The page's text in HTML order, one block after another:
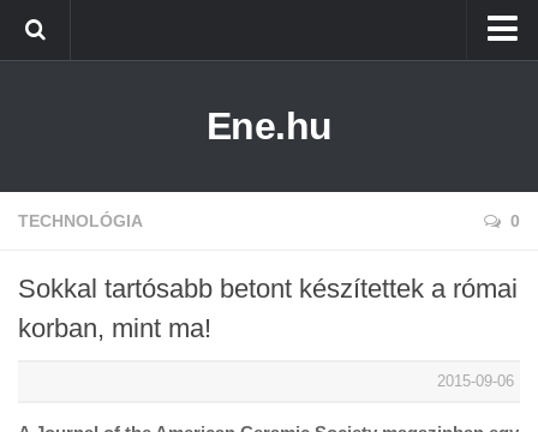
Életmód
Ene.hu
TECHNOLÓGIA 0
Sokkal tartósabb betont készítettek a római
korban, mint ma!
2015-09-06